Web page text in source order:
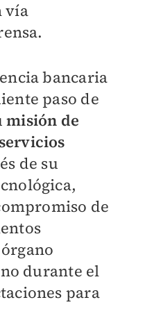
vía
bancaria
paso de
misión de
de su
de
durante el
para